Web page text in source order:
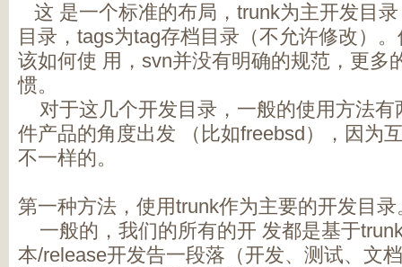
这 是一个标准的布局，trunk为主开发目
目录，tags为tag存档目录（不允许修改）
该如何使 用，svn并没有明确的规范，更多
惯。
对于这几个开发目录，一般的使用方法有
件产品的角度出发 （比如freebsd），因为
不一样的。
第一种方法，使用trunk作为主要的开发目录
一般的，我们的所有的开 发都是基于
本/release开发告一段落（开发、测试、文